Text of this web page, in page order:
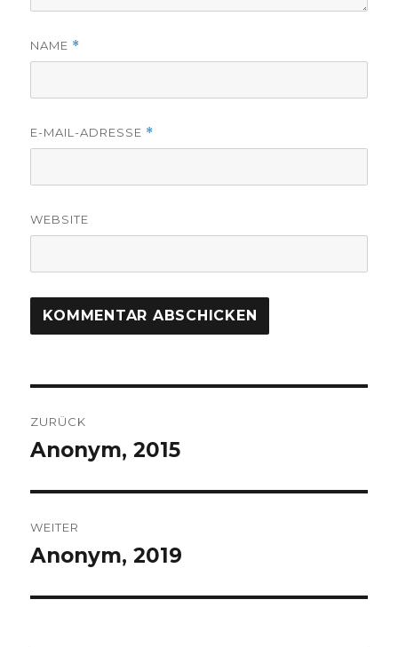
NAME *
E-MAIL-ADRESSE *
WEBSITE
ZURÜCK
Vorheriger
Anonym, 2015
WEITER
Nächster
Anonym, 2019